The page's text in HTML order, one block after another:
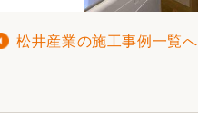
松井産業の施工事例一覧へ